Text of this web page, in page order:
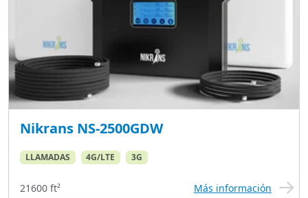
Nikrans NS-2500GDW
LLAMADAS 4G/LTE 3G
21600 ft² Más información